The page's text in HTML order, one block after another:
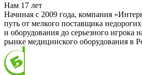
Нам 17 лет
Начиная с 2009 года, компания
путь от мелкого поставщика
и оборудования до серьезного игрока
рынке медицинского оборудования в